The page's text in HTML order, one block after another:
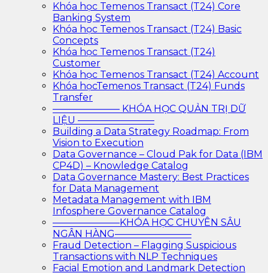
Khóa học Temenos Transact (T24) Core
Banking System
Khóa học Temenos Transact (T24) Basic
Concepts
Khóa học Temenos Transact (T24)
Customer
Khóa học Temenos Transact (T24) Account
Khóa họcTemenos Transact (T24) Funds
Transfer
——————— KHÓA HỌC QUẢN TRỊ DỮ
LIỆU ————————
Building a Data Strategy Roadmap: From
Vision to Execution
Data Governance – Cloud Pak for Data (IBM
CP4D) – Knowledge Catalog
Data Governance Mastery: Best Practices
for Data Management
Metadata Management with IBM
Infosphere Governance Catalog
———————KHÓA HỌC CHUYÊN SÂU
NGÂN HÀNG————————
Fraud Detection – Flagging Suspicious
Transactions with NLP Techniques
Facial Emotion and Landmark Detection